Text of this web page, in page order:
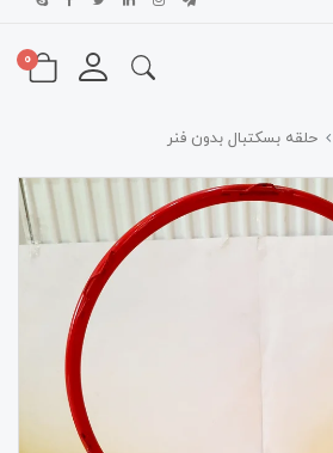
0
حلقه بسکتبال بدون فنر